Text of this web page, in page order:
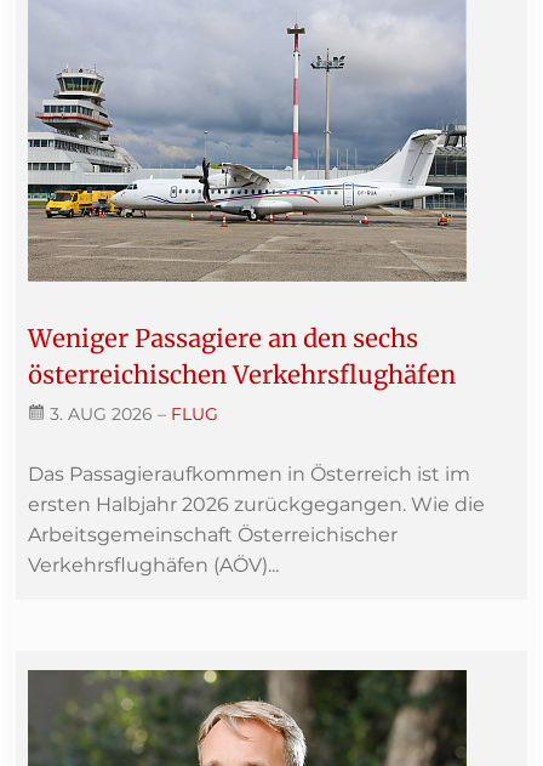
Weniger Passagiere an den sechs
österreichischen Verkehrsflughäfen
3. AUG 2026 – FLUG
Das Passagieraufkommen in Österreich ist im
ersten Halbjahr 2026 zurückgegangen. Wie die
Arbeitsgemeinschaft Österreichischer
Verkehrsflughäfen (AÖV)...